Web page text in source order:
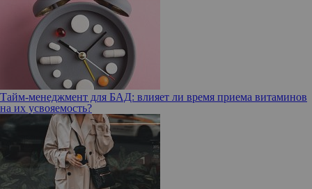
Тайм-менеджмент для БАД: влияет ли время приема витаминов
на их усвояемость?